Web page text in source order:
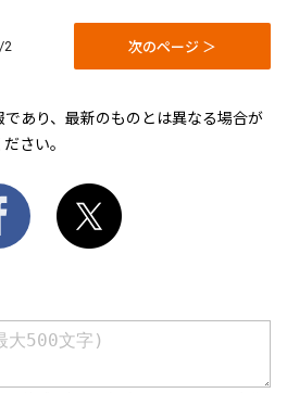
2 次のページ ＞
あり、最新のものとは異なる場合が
さい。